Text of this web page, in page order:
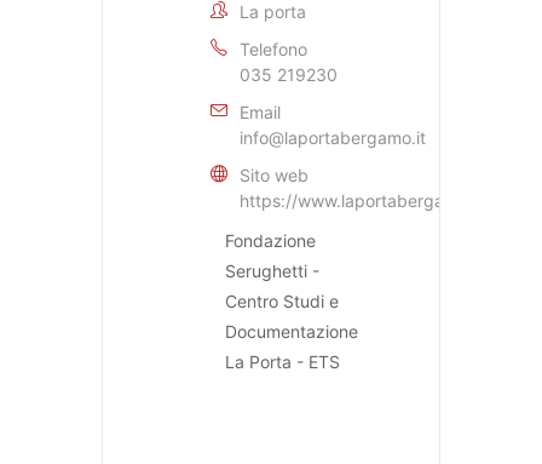
La porta
Telefono
035 219230
Email
info@laportabergamo.it
Sito web
https://www.laportabergamo.it
Fondazione
Serughetti -
Centro Studi e
Documentazione
La Porta - ETS